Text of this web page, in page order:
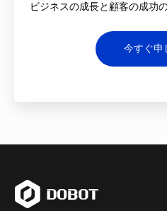
ビジネスの成長と顧客の成功
今すぐ申